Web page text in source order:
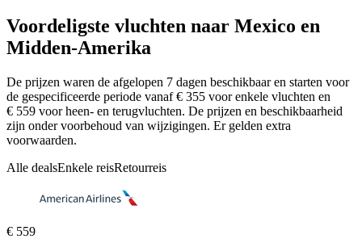
Voordeligste vluchten naar Mexico en
Midden-Amerika
De prijzen waren de afgelopen 7 dagen beschikbaar en starten voor
de gespecificeerde periode vanaf € 355 voor enkele vluchten en
€ 559 voor heen- en terugvluchten. De prijzen en beschikbaarheid
zijn onder voorbehoud van wijzigingen. Er gelden extra
voorwaarden.
Alle dealsEnkele reisRetourreis
€ 559